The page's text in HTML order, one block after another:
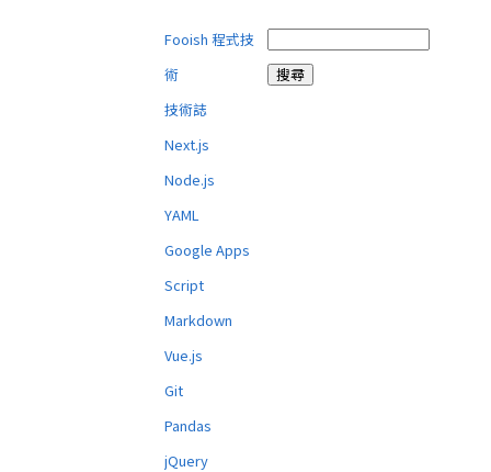
Fooish 程式技
術
技術誌
Next.js
Node.js
YAML
Google Apps
Script
Markdown
Vue.js
Git
Pandas
jQuery